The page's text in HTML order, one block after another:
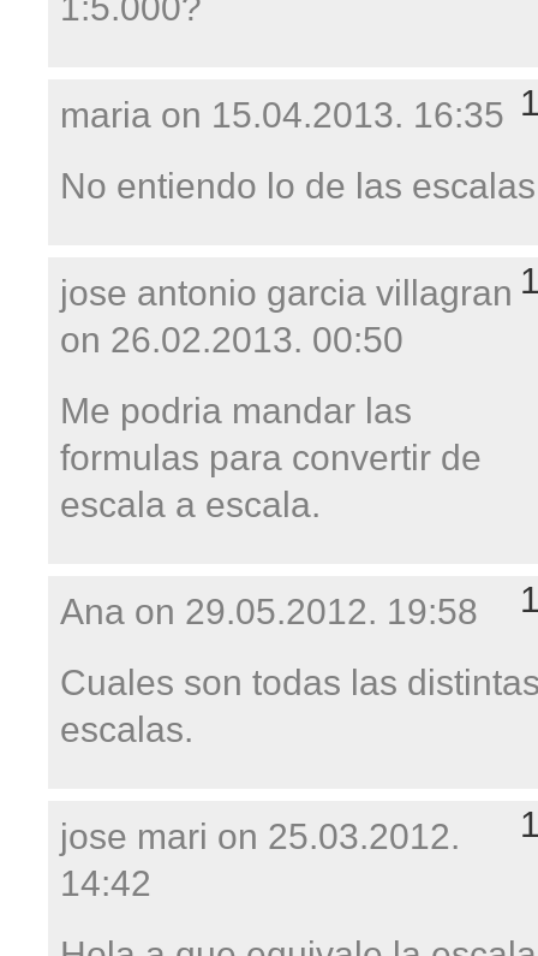
maria on 15.04.2013. 16:35
No entiendo lo de las
jose antonio garcia villagran
on 26.02.2013. 00:50
Me podria mandar las
formulas para convertir de
escala a escala.
Ana on 29.05.2012. 19:58
Cuales son todas las
escalas.
jose mari on 25.03.2012.
14:42